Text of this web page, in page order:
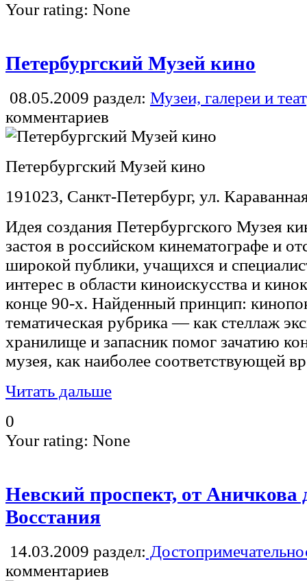
Your rating: None
Петербургский Музей кино
08.05.2009 раздел: Музеи, галереи и
комментариев
Петербургский Музей кино
191023, Санкт-Петербург, ул.
Идея создания Петербургского Музея
застоя в российском кинематографе и
широкой публики, учащихся и
интерес в области киноискусства и
конце 90-х. Найденный принцип:
тематическая рубрика — как стеллаж
хранилище и запасник помог зачатию
музея, как наиболее соответствующей
Читать дальше
0
Your rating: None
Невский проспект, от
Восстания
14.03.2009 раздел:
комментариев